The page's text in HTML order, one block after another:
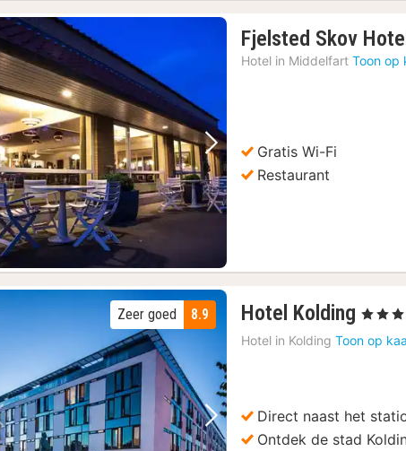
Vorige foto Volgende foto
Fjelsted Skov
Hotel in Middelfart Toon op
Gratis Wi-Fi
Restaurant
Vorige foto Volgende foto
8.9
Zeer goed Hotel Kolding 1
nacht
vanaf
, 4
Hotel in Kolding Toon op
Direct naast het
Ontdek de stad